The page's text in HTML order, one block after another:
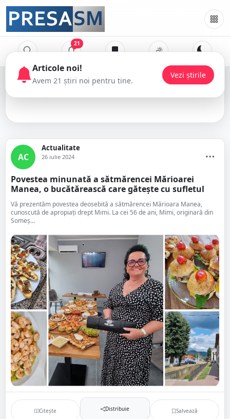
21
Marioara Manea
AC
Actualitate
26 iulie 2024
Povestea minunată a sătmărencei Mărioarei
Manea, o bucătărească care gătește cu sufletul
Vă prezentăm povestea deosebită a sătmărencei Mărioara Manea,
cunoscută de apropiați drept Mimi. La cei 56 de ani, Mimi, originară din
Someș...
Citește Distribuie Salvează
Articole noi!
Avem 21 știri noi pentru tine.
Vezi știrile